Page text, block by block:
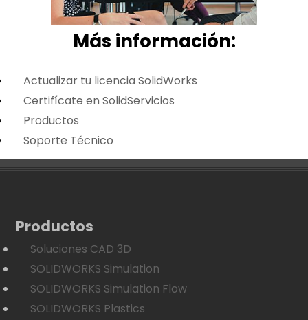
Más información:
Actualizar tu licencia SolidWorks
Certifícate en SolidServicios
Productos
Soporte Técnico
Productos
Soluciones CAD 3D
SOLIDWORKS Simulation
SOLIDWORKS Simulation Flow
SOLIDWORKS Plastics